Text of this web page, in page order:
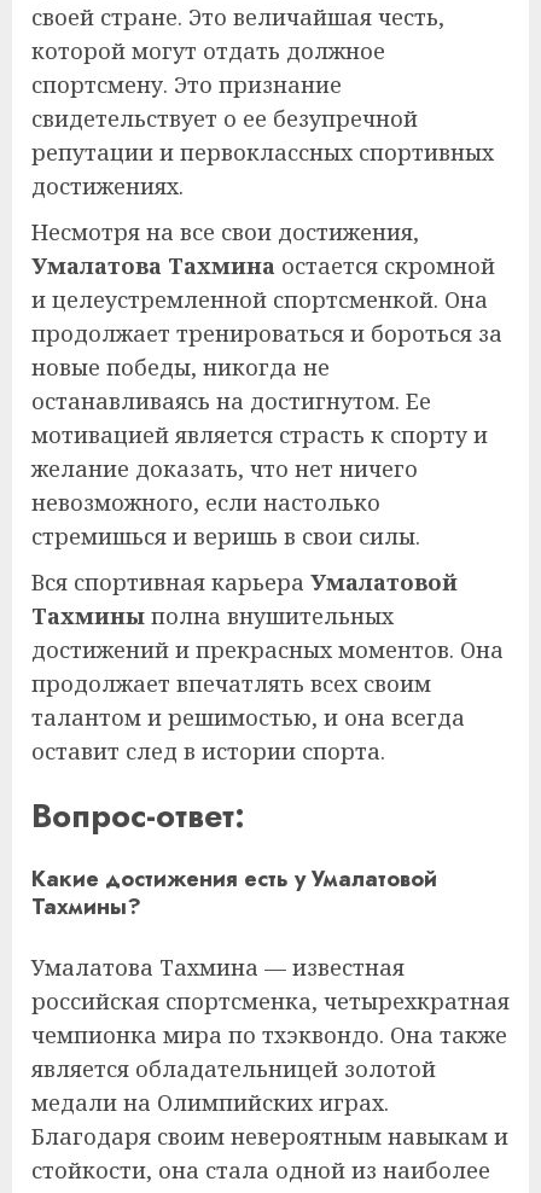
своей стране. Это величайшая честь,
которой могут отдать должное
спортсмену. Это признание
свидетельствует о ее безупречной
репутации и первоклассных спортивных
достижениях.
Несмотря на все свои достижения,
Умалатова Тахмина остается скромной
и целеустремленной спортсменкой. Она
продолжает тренироваться и бороться за
новые победы, никогда не
останавливаясь на достигнутом. Ее
мотивацией является страсть к спорту и
желание доказать, что нет ничего
невозможного, если настолько
стремишься и веришь в свои силы.
Вся спортивная карьера Умалатовой
Тахмины полна внушительных
достижений и прекрасных моментов. Она
продолжает впечатлять всех своим
талантом и решимостью, и она всегда
оставит след в истории спорта.
Вопрос-ответ:
Какие достижения есть у Умалатовой
Тахмины?
Умалатова Тахмина — известная
российская спортсменка, четырехкратная
чемпионка мира по тхэквондо. Она также
является обладательницей золотой
медали на Олимпийских играх.
Благодаря своим невероятным навыкам и
стойкости, она стала одной из наиболее